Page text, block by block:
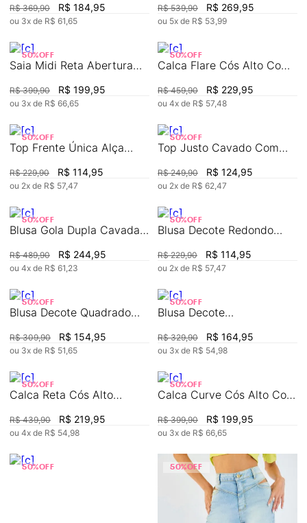
R$ 369,90 R$ 184,95
ou 3x de R$ 61,65
R$ 539,90 R$ 269,95
ou 5x de R$ 53,99
50%OFF
Saia Midi Reta Abertura
R$ 399,90 R$ 199,95
ou 3x de R$ 66,65
50%OFF
Calca Flare Cós Alto Com
R$ 459,90 R$ 229,95
ou 4x de R$ 57,48
50%OFF
Top Frente Única Alça
R$ 229,90 R$ 114,95
ou 2x de R$ 57,47
50%OFF
Top Justo Cavado Com
R$ 249,90 R$ 124,95
ou 2x de R$ 62,47
50%OFF
Blusa Gola Dupla Cavada
R$ 489,90 R$ 244,95
ou 4x de R$ 61,23
50%OFF
Blusa Decote Redondo
Lateral
R$ 229,90 R$ 114,95
ou 2x de R$ 57,47
50%OFF
Blusa Decote Quadrado
R$ 309,90 R$ 154,95
ou 3x de R$ 51,65
50%OFF
Blusa Decote
Curta Detalhe Elástico
R$ 329,90 R$ 164,95
ou 3x de R$ 54,98
50%OFF
Calca Reta Cós Alto
R$ 439,90 R$ 219,95
ou 4x de R$ 54,98
50%OFF
Calca Curve Cós Alto Com
R$ 399,90 R$ 199,95
ou 3x de R$ 66,65
50%OFF 50%OFF